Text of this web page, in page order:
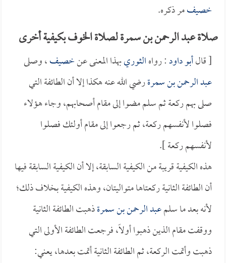
خصيفمر ذكره.
صلاة عبد الرحمن بن سمرة لصلاة الخوف بكيفية أخرى
[ قالأبو داود: رواهالثوريبهذا المعنى عنخصيف، وصلى
عبد الرحمن بن سمرةرضي الله عنه هكذا إلا أن الطائفة التي
صلى بهم ركعة ثم سلم مضوا إلى مقام أصحابهم، وجاء هؤلاء
فصلوا لأنفسهم ركعة، ثم رجعوا إلى مقام أولئك فصلوا
لأنفسهم ركعة ].
هذه الكيفية قريبة من الكيفية السابقة، إلا أن الكيفية السابقة فيها
أن الطائفة الثانية ركعتاها متواليتان، وهذه الكيفية بخلاف ذلك؛
لأنه بعد ما سلمعبد الرحمن بن سمرةذهبت الطائفة الثانية
ووقفت مقام الذين ذهبوا أولاً، فرجعت الطائفة الأولى التي
ذهبت وأتمت الركعة، ثم الطائفة الثانية أتمت بعدها، يعني: